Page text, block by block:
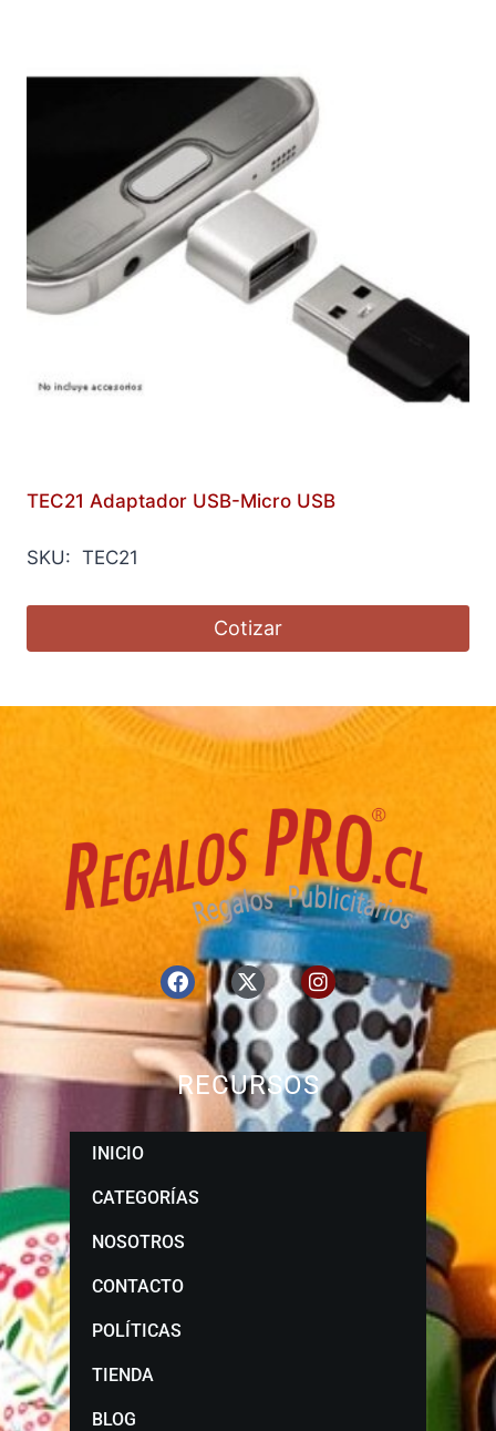
TEC21 Adaptador USB-Micro USB
SKU: TEC21
Cotizar
RECURSOS
INICIO
CATEGORÍAS
NOSOTROS
CONTACTO
POLÍTICAS
TIENDA
BLOG